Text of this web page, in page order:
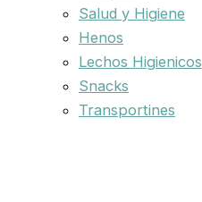
Salud y Higiene
Henos
Lechos Higienicos
Snacks
Transportines